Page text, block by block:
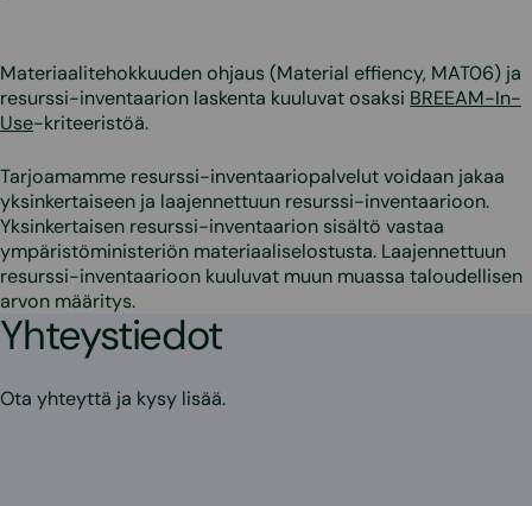
Materiaalitehokkuuden ohjaus (Material effiency, MAT06) ja
resurssi-inventaarion laskenta kuuluvat osaksi BREEAM-In-
Use-kriteeristöä.
Tarjoamamme resurssi-inventaariopalvelut voidaan jakaa
yksinkertaiseen ja laajennettuun resurssi-inventaarioon.
Yksinkertaisen resurssi-inventaarion sisältö vastaa
ympäristöministeriön materiaaliselostusta. Laajennettuun
resurssi-inventaarioon kuuluvat muun muassa taloudellisen
arvon määritys.
Yhteystiedot
Ota yhteyttä ja kysy lisää.